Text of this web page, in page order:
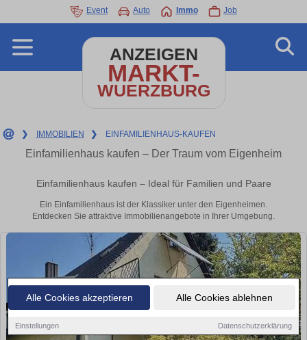
Alle Cookies akzeptieren Alle Cookies ablehnen
Einstellungen Datenschutzerklärung
Event Auto Immo Job
ANZEIGEN
MARKT-
WUERZBURG
❯ IMMOBILIEN ❯ EINFAMILIENHAUS-KAUFEN
Einfamilienhaus kaufen – Der Traum vom Eigenheim
Einfamilienhaus kaufen – Ideal für Familien und Paare
Ein Einfamilienhaus ist der Klassiker unter den Eigenheimen.
Entdecken Sie attraktive Immobilienangebote in Ihrer Umgebung.